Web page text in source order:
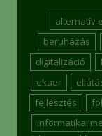
alternatív
beruházás
digitalizáció
ekaer
fejlesztés
informatikai